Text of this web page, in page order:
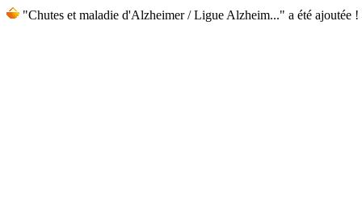
"Chutes et maladie d'Alzheimer / Ligue Alzheim..." a été ajoutée !